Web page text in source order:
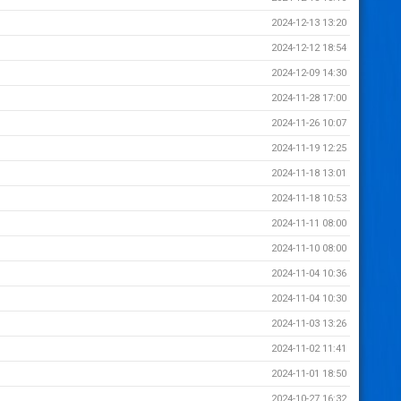
2024-12-13 13:20
2024-12-12 18:54
2024-12-09 14:30
2024-11-28 17:00
2024-11-26 10:07
2024-11-19 12:25
2024-11-18 13:01
2024-11-18 10:53
2024-11-11 08:00
2024-11-10 08:00
2024-11-04 10:36
2024-11-04 10:30
2024-11-03 13:26
2024-11-02 11:41
2024-11-01 18:50